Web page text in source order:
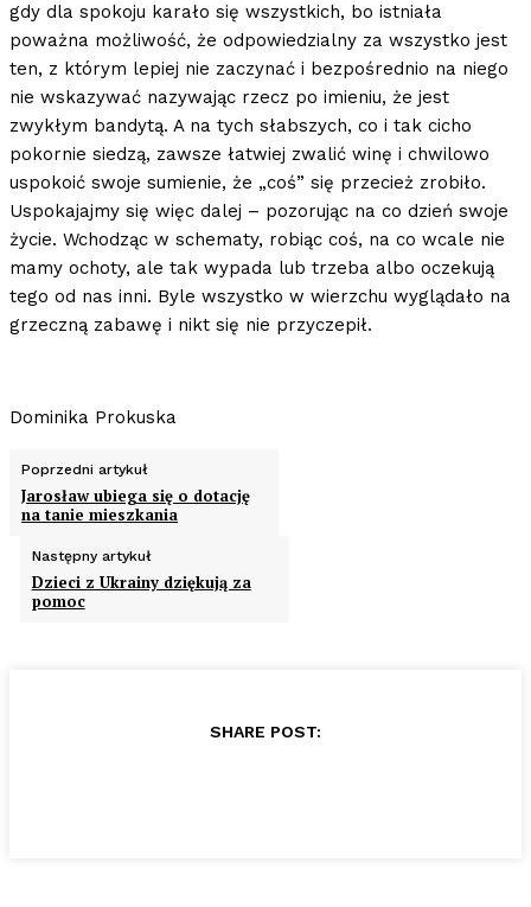
gdy dla spokoju karało się wszystkich, bo istniała
poważna możliwość, że odpowiedzialny za wszystko jest
ten, z którym lepiej nie zaczynać i bezpośrednio na niego
nie wskazywać nazywając rzecz po imieniu, że jest
zwykłym bandytą. A na tych słabszych, co i tak cicho
pokornie siedzą, zawsze łatwiej zwalić winę i chwilowo
uspokoić swoje sumienie, że „coś” się przecież zrobiło.
Uspokajajmy się więc dalej – pozorując na co dzień swoje
życie. Wchodząc w schematy, robiąc coś, na co wcale nie
mamy ochoty, ale tak wypada lub trzeba albo oczekują
tego od nas inni. Byle wszystko w wierzchu wyglądało na
grzeczną zabawę i nikt się nie przyczepił.
Dominika Prokuska
Poprzedni artykuł
Jarosław ubiega się o dotację
na tanie mieszkania
Następny artykuł
Dzieci z Ukrainy dziękują za
pomoc
SHARE POST: